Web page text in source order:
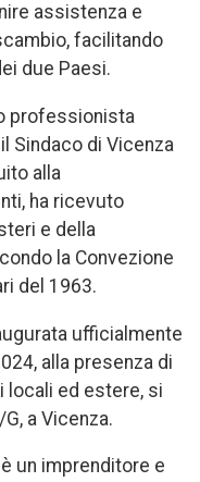
assistenza e
facilitando
due Paesi.
professionista
Sindaco di Vicenza
alla
ha ricevuto
e della
la Convezione
del 1963.
ufficialmente
alla presenza di
locali ed estere, si
a Vicenza.
un imprenditore e